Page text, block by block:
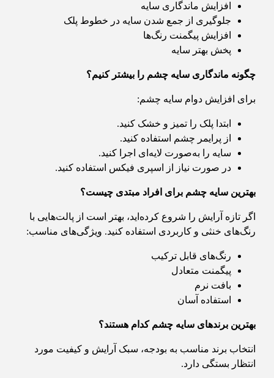
افزایش ماندگاری سایه
جلوگیری از جمع شدن سایه در خطوط پلک
افزایش پیگمنت رنگ‌ها
پخش بهتر سایه
چگونه ماندگاری سایه چشم را بیشتر کنیم؟
برای افزایش دوام سایه چشم:
ابتدا پلک را تمیز و خشک کنید.
از پرایمر چشم استفاده کنید.
سایه را به‌صورت لایه‌ای اجرا کنید.
در صورت نیاز از اسپری فیکس استفاده کنید.
بهترین سایه چشم برای افراد مبتدی چیست؟
اگر تازه آرایش را شروع کرده‌اید، بهتر است از پالت‌هایی با
رنگ‌های خنثی و کاربردی استفاده کنید. ویژگی‌های مناسب:
رنگ‌های قابل ترکیب
پیگمنت متعادل
بافت نرم
استفاده آسان
بهترین برندهای سایه چشم کدام هستند؟
انتخاب برند مناسب به بودجه، سبک آرایش و کیفیت مورد
انتظار بستگی دارد.